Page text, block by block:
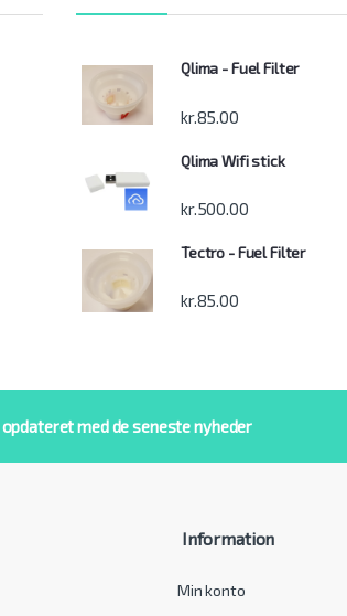
Qlima - Fuel Filter
kr.85.00
Qlima Wifi stick
kr.500.00
Tectro - Fuel Filter
kr.85.00
opdateret med de seneste nyheder
Information
Min konto